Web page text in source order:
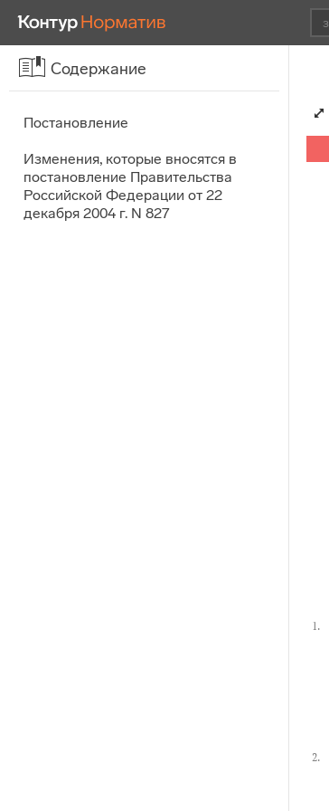
Содержание
Постановление
Изменения, которые вносятся в
постановление Правительства
Российской Федерации от 22
декабря 2004 г. N 827
1.
2.